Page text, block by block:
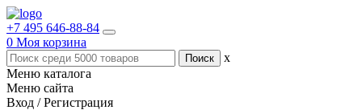
+7 495 646-88-84
0 Моя корзина
x
Меню каталога
Меню сайта
Вход / Регистрация